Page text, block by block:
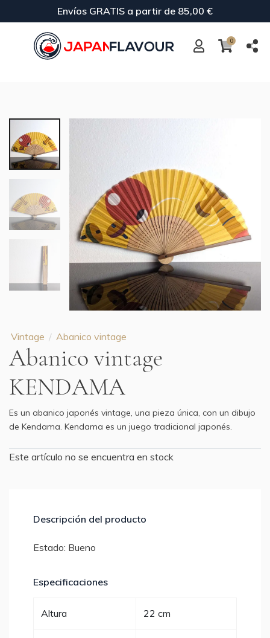
Envíos GRATIS a partir de 85,00 €
0
Vintage Abanico vintage
Abanico vintage
KENDAMA
Es un abanico japonés vintage, una pieza única, con un dibujo
de Kendama. Kendama es un juego tradicional japonés.
Este artículo no se encuentra en stock
Descripción del producto
Estado: Bueno
Especificaciones
Altura 22 cm